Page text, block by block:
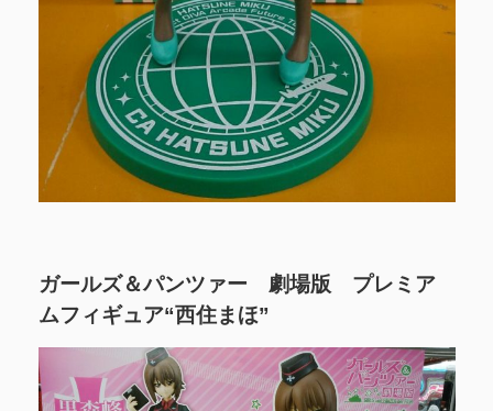
ガールズ＆パンツァー 劇場版 プレミア
ムフィギュア“西住まほ”